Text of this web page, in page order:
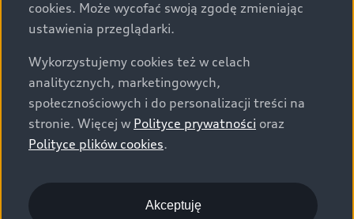
informacji prosimy kontaktować się z Partnerem Marki
Audi.
Wszystkie produkowane obecnie samochody marki Audi
są wykonywane z materiałów spełniających pod
względem możliwości odzysku i recyklingu wymagania
określone w normie ISO 22628 i są zgodne z
europejskimi świadectwami homologacji wydanymi wg
o.o. podlega obowiązkowi zapewnienia wszystkim
użytkownikom samochodów marki Volkswagen sieci
cookies. Może wycofać swoją zgodę zmieniając
ustawienia przeglądarki.
Wykorzystujemy cookies też w celach
analitycznych, marketingowych,
społecznościowych i do personalizacji treści na
stronie. Więcej w Polityce prywatności oraz
Polityce plików cookies.
Akceptuję